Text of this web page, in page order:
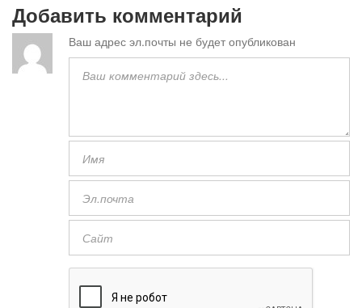
Добавить комментарий
Ваш адрес эл.почты не будет опубликован